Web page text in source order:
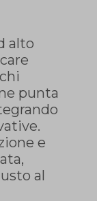
alto
punta
e
al